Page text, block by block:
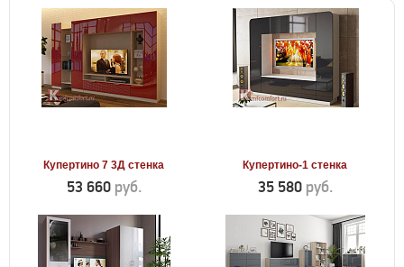
Купертино 7 3Д стенка
53 660 руб.
Купертино-1 стенка
35 580 руб.